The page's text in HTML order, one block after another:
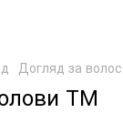
Догляд за
ТМ